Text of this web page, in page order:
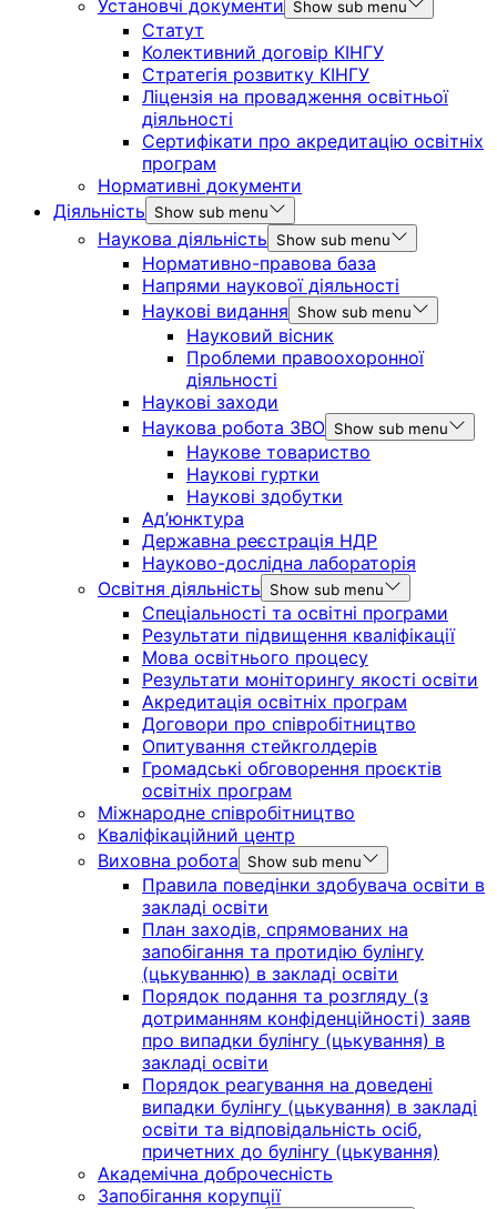
Установчі документи Show sub menu
Статут
Колективний договір КІНГУ
Стратегія розвитку КІНГУ
Ліцензія на провадження освітньої
діяльності
Сертифікати про акредитацію освітніх
програм
Нормативні документи
Діяльність
Show sub menu
Наукова діяльність Show sub menu
Нормативно-правова база
Напрями наукової діяльності
Наукові видання
Show sub menu
Науковий вісник
Проблеми правоохоронної
діяльності
Наукові заходи
Наукова робота ЗВО Show sub menu
Наукове товариство
Наукові гуртки
Наукові здобутки
Ад’юнктура
Державна реєстрація НДР
Науково-дослідна лабораторія
Освітня діяльність
Show sub menu
Спеціальності та освітні програми
Результати підвищення кваліфікації
Мова освітнього процесу
Результати моніторингу якості освіти
Акредитація освітніх програм
Договори про співробітництво
Опитування стейкголдерів
Громадські обговорення проєктів
освітніх програм
Міжнародне співробітництво
Кваліфікаційний центр
Виховна робота
Show sub menu
Правила поведінки здобувача освіти в
закладі освіти
План заходів, спрямованих на
запобігання та протидію булінгу
(цькуванню) в закладі освіти
Порядок подання та розгляду (з
дотриманням конфіденційності) заяв
про випадки булінгу (цькування) в
закладі освіти
Порядок реагування на доведені
випадки булінгу (цькування) в закладі
освіти та відповідальність осіб,
причетних до булінгу (цькування)
Академічна доброчесність
Запобігання корупції